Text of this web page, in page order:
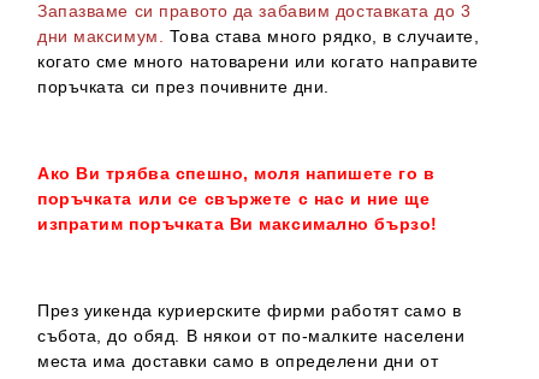
Запазваме си правото да забавим доставката до 3
дни максимум.
Това става много рядко, в случаите,
когато сме много натоварени или когато направите
поръчката си през почивните дни.
Ако Ви трябва спешно, моля напишете го в
поръчката или се свържете с нас и ние ще
изпратим поръчката Ви максимално бързо!
През уикенда куриерските фирми работят само в
събота, до обяд. В някои от по-малките населени
места има доставки само в определени дни от